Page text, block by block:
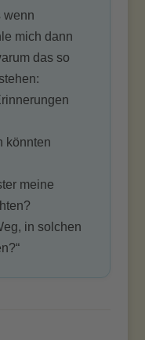
wenn
mich dann
das so
könnten
meine
in solchen